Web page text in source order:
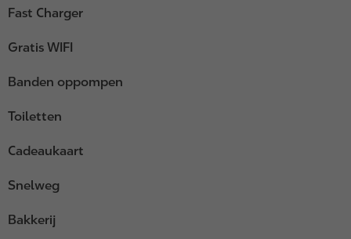
Fast Charger
Gratis WIFI
Banden oppompen
Toiletten
Cadeaukaart
Snelweg
Bakkerij